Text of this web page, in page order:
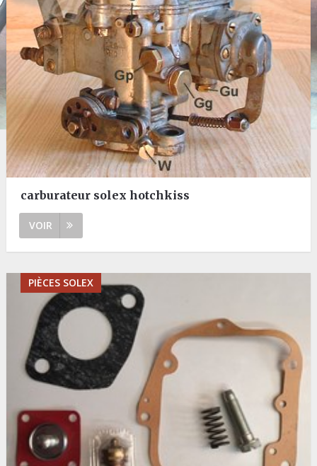
carburateur solex hotchkiss
VOIR
PIÈCES SOLEX